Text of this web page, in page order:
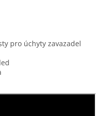
pro úchyty zavazadel